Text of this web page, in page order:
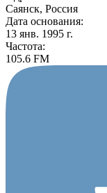
Саянск, Россия
Дата основания:
13 янв. 1995 г.
Частота:
105.6 FM